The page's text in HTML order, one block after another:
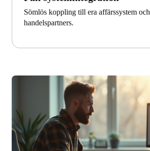
Sömlös koppling till era affärssystem och
handelspartners.